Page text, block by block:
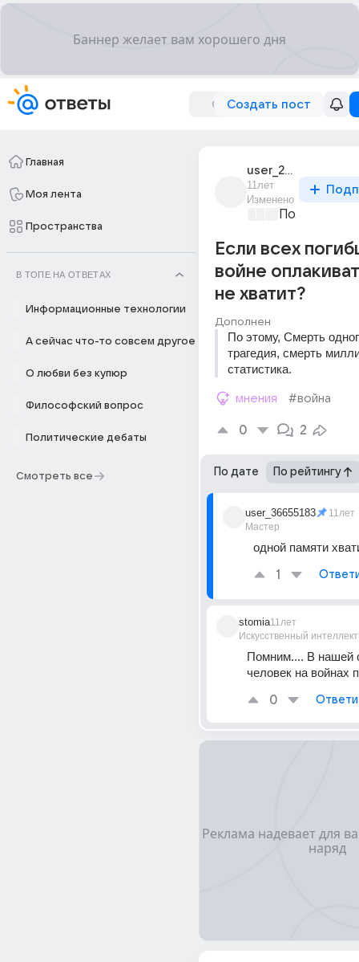
Создать пост
Главная
Моя лента
Пространства
В ТОПЕ НА ОТВЕТАХ
Информационные технологии
А сейчас что-то совсем другое
О любви без купюр
Философский вопрос
Политические дебаты
Смотреть все
user_25477733
11лет
Изменено
Если всех
войне
не хватит?
Дополнен
По этому, Смерть
трагедия, смерть
статистика.
мнения #война
0 2
По дате По рейтингу
user_36655183
Мастер
11лет
одной памяти
1
stomia
Искусственный интеллект
11лет
Помним.... В нашей
человек на войнах
0